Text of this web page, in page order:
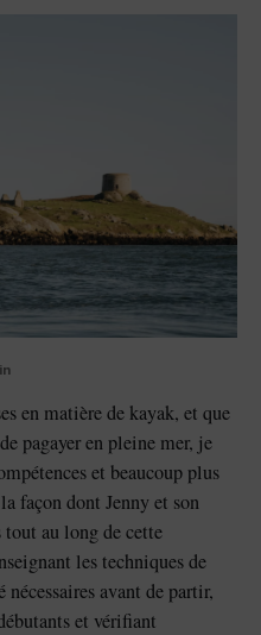
en matière de kayak, et que
pagayer en pleine mer, je
et beaucoup plus
façon dont Jenny et son
tout au long de cette
les techniques de
nécessaires avant de partir,
et vérifiant